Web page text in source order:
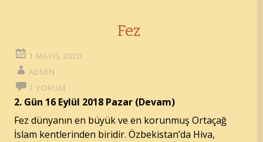
Fez
1 MAYIS 2020
ADMIN
1 YORUM
2. Gün 16 Eylül 2018 Pazar (Devam)
Fez dünyanın en büyük ve en korunmuş Ortaçağ
İslam kentlerinden biridir. Özbekistan’da Hiva,